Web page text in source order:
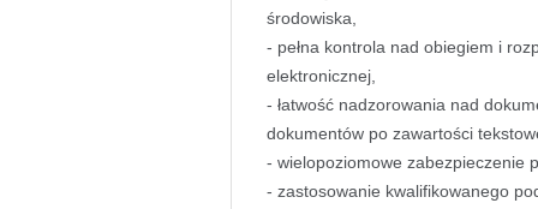
środowiska,
- pełna kontrola nad obiegiem i
elektronicznej,
- łatwość nadzorowania nad
dokumentów po zawartości
- wielopoziomowe zabezpieczenie
- zastosowanie kwalifikowanego